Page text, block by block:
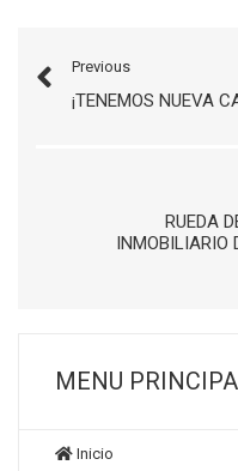
Previous
¡TENEMOS NUEVA
RUEDA
INMOBILIARIO
MENU
Inicio